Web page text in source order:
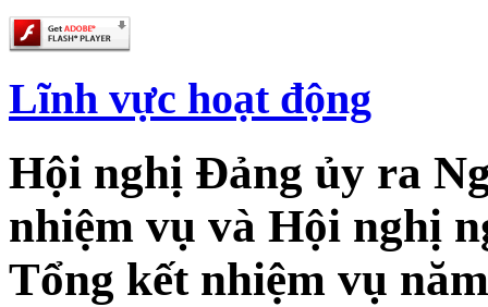
Lĩnh vực hoạt động
Hội nghị Đảng ủy ra
nhiệm vụ và Hội nghị
Tổng kết nhiệm vụ